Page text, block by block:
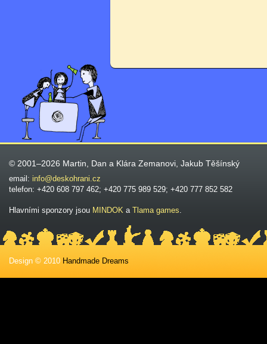
© 2001–2026 Martin, Dan a Klára Zemanovi, Jakub Těšínský
email: info@deskohrani.cz
telefon: +420 608 797 462; +420 775 989 529; +420 777 852 582
Hlavními sponzory jsou MINDOK a Tlama games.
Design © 2010 Handmade Dreams